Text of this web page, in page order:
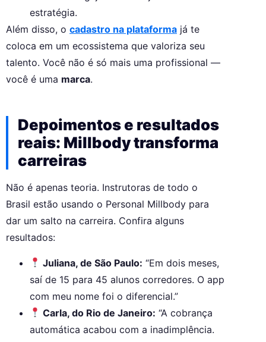
estratégia.
Além disso, o cadastro na plataforma já te
coloca em um ecossistema que valoriza seu
talento. Você não é só mais uma profissional —
você é uma marca.
Depoimentos e resultados
reais: Millbody transforma
carreiras
Não é apenas teoria. Instrutoras de todo o
Brasil estão usando o Personal Millbody para
dar um salto na carreira. Confira alguns
resultados:
Juliana, de São Paulo: “Em dois meses,
saí de 15 para 45 alunos corredores. O app
com meu nome foi o diferencial.”
Carla, do Rio de Janeiro: “A cobrança
automática acabou com a inadimplência.